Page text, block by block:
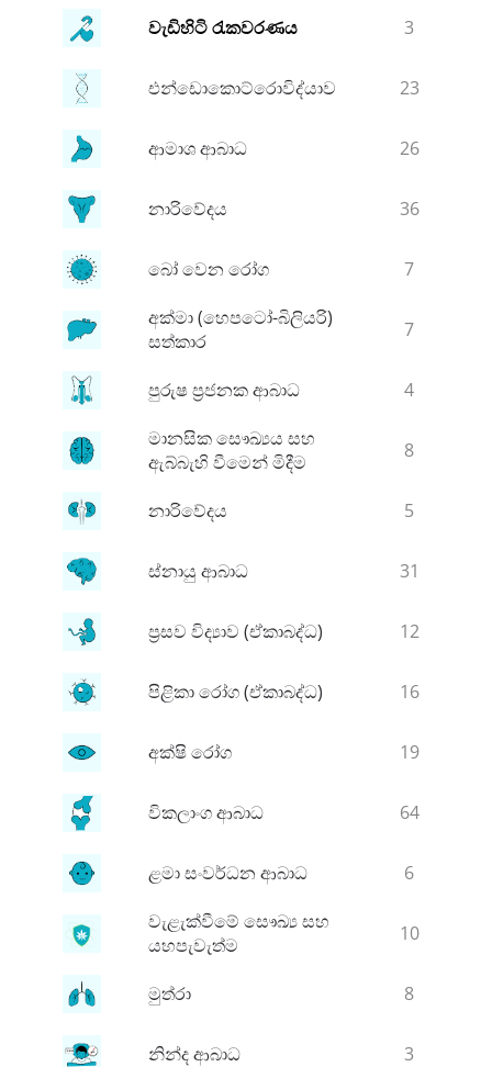
වැඩිහිටි රැකවරණය 3
එන්ඩොකොට්රොවිද්යාව 23
ආමාශ ආබාධ 26
නාරිවේදය 36
බෝ වෙන රෝග
7
අක්මා (හෙපටෝ-බිලියරි)
සත්කාර
7
පුරුෂ ප්‍රජනක ආබාධ
4
මානසික සෞඛ්‍යය සහ
ඇබ්බැහි වීමෙන් මිදීම
8
නාරිවේදය 5
ස්නායු ආබාධ 31
ප්‍රසව විද්‍යාව (ඒකාබද්ධ) 12
පිළිකා රෝග (ඒකාබද්ධ) 16
අක්ෂි රෝග 19
විකලාංග ආබාධ 64
ළමා සංවර්ධන ආබාධ
6
වැළැක්වීමේ සෞඛ්‍ය සහ
යහපැවැත්ම
10
මුත්රා 8
නින්ද ආබාධ 3